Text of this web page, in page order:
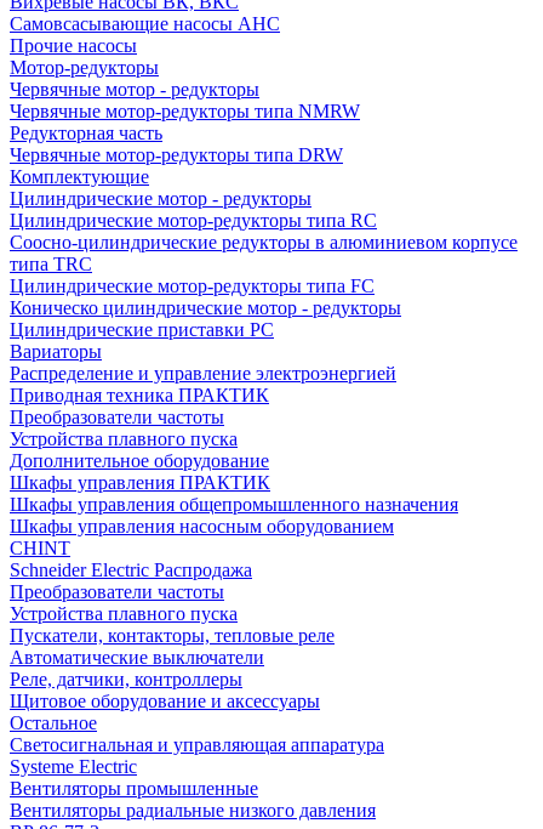
Самовсасывающие насосы АНС
Прочие насосы
Мотор-редукторы
Червячные мотор - редукторы
Червячные мотор-редукторы типа NMRW
Редукторная часть
Червячные мотор-редукторы типа DRW
Комплектующие
Цилиндрические мотор - редукторы
Цилиндрические мотор-редукторы типа RC
Соосно-цилиндрические редукторы в алюминиевом корпусе
типа TRC
Цилиндрические мотор-редукторы типа FC
Коническо цилиндрические мотор - редукторы
Цилиндрические приставки PC
Вариаторы
Распределение и управление электроэнергией
Приводная техника ПРАКТИК
Преобразователи частоты
Устройства плавного пуска
Дополнительное оборудование
Шкафы управления ПРАКТИК
Шкафы управления общепромышленного назначения
Шкафы управления насосным оборудованием
CHINT
Schneider Electric Распродажа
Преобразователи частоты
Устройства плавного пуска
Пускатели, контакторы, тепловые реле
Автоматические выключатели
Реле, датчики, контроллеры
Щитовое оборудование и аксессуары
Остальное
Светосигнальная и управляющая аппаратура
Systeme Electric
Вентиляторы промышленные
Вентиляторы радиальные низкого давления